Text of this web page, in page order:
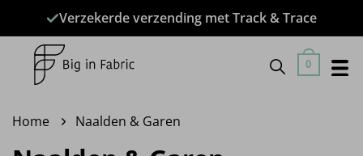
inhoud
Verzekerde verzending met Track & Trace
0
Home Naalden & Garen